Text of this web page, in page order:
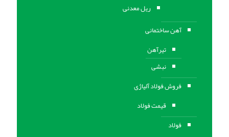
ریل معدنی
آهن ساختمانی
تیرآهن
نبشی
فروش فولاد آلیاژی
قیمت فولاد
فولاد